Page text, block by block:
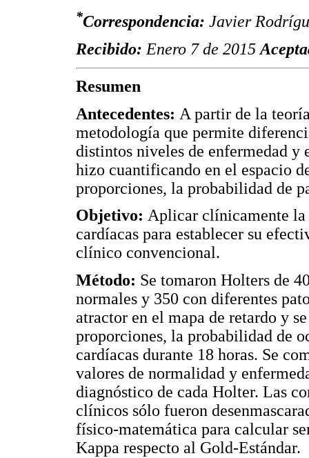
*Correspondencia: Javier
Recibido: Enero 7 de 2015
Resumen
Antecedentes: A partir de la
metodología que permite
distintos niveles de enfermedad y
hizo cuantificando en el espacio
proporciones, la probabilidad de
Objetivo: Aplicar clínicamente la
cardíacas para establecer su
clínico convencional.
Método: Se tomaron Holters de
normales y 350 con diferentes
atractor en el mapa de retardo y
proporciones, la probabilidad de
cardíacas durante 18 horas. Se
valores de normalidad y
diagnóstico de cada Holter. Las
clínicos sólo fueron
físico-matemática para calcular
Kappa respecto al Gold-Estándar.